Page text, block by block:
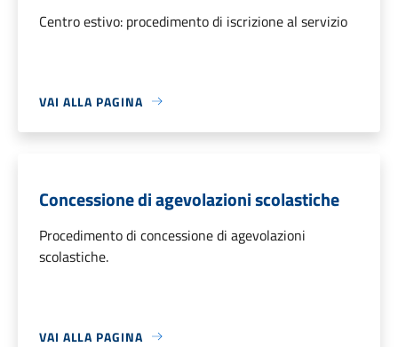
Centro estivo: procedimento di iscrizione al servizio
VAI ALLA PAGINA
Concessione di agevolazioni scolastiche
Procedimento di concessione di agevolazioni
scolastiche.
VAI ALLA PAGINA